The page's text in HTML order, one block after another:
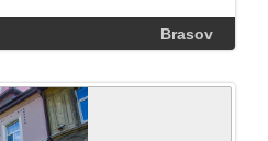
Brasov